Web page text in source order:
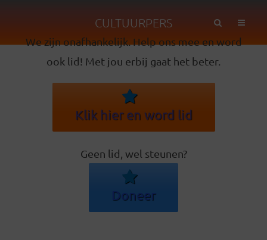
CULTUURPERS
We zijn onafhankelijk. Help ons mee en word
ook lid! Met jou erbij gaat het beter.
Klik hier en word lid
Geen lid, wel steunen?
Doneer